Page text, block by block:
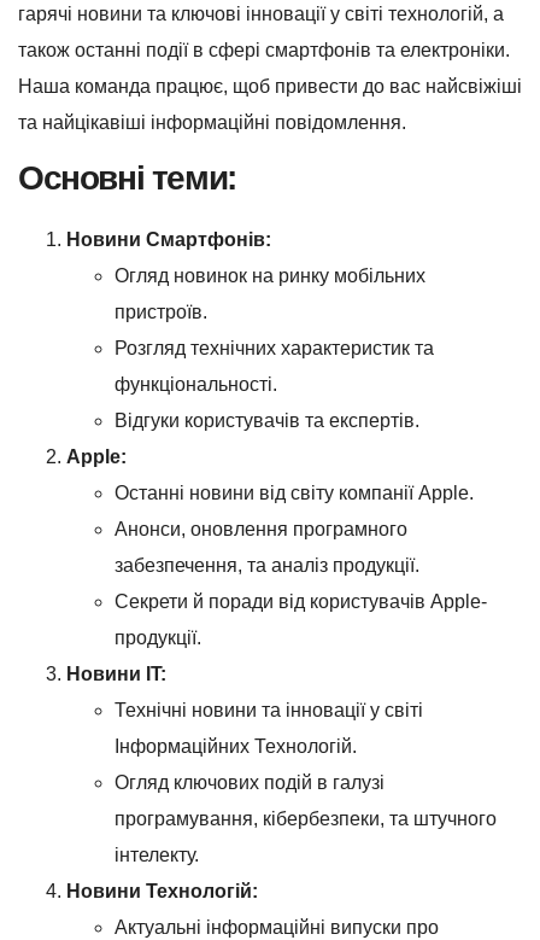
гарячі новини та ключові інновації у світі технологій, а
також останні події в сфері смартфонів та електроніки.
Наша команда працює, щоб привести до вас найсвіжіші
та найцікавіші інформаційні повідомлення.
Основні теми:
Новини Смартфонів:
Огляд новинок на ринку мобільних
пристроїв.
Розгляд технічних характеристик та
функціональності.
Відгуки користувачів та експертів.
Apple:
Останні новини від світу компанії Apple.
Анонси, оновлення програмного
забезпечення, та аналіз продукції.
Секрети й поради від користувачів Apple-
продукції.
Новини IT:
Технічні новини та інновації у світі
Інформаційних Технологій.
Огляд ключових подій в галузі
програмування, кібербезпеки, та штучного
інтелекту.
Новини Технологій:
Актуальні інформаційні випуски про